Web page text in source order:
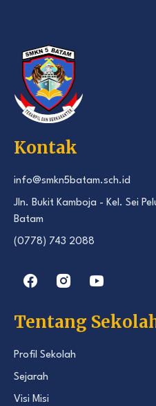
Kontak
info@smkn5batam.sch.id
Jln. Bukit Kamboja - Kel. Sei
Batam
(0778) 743 2088
Tentang
Profil Sekolah
Sejarah
Visi Misi